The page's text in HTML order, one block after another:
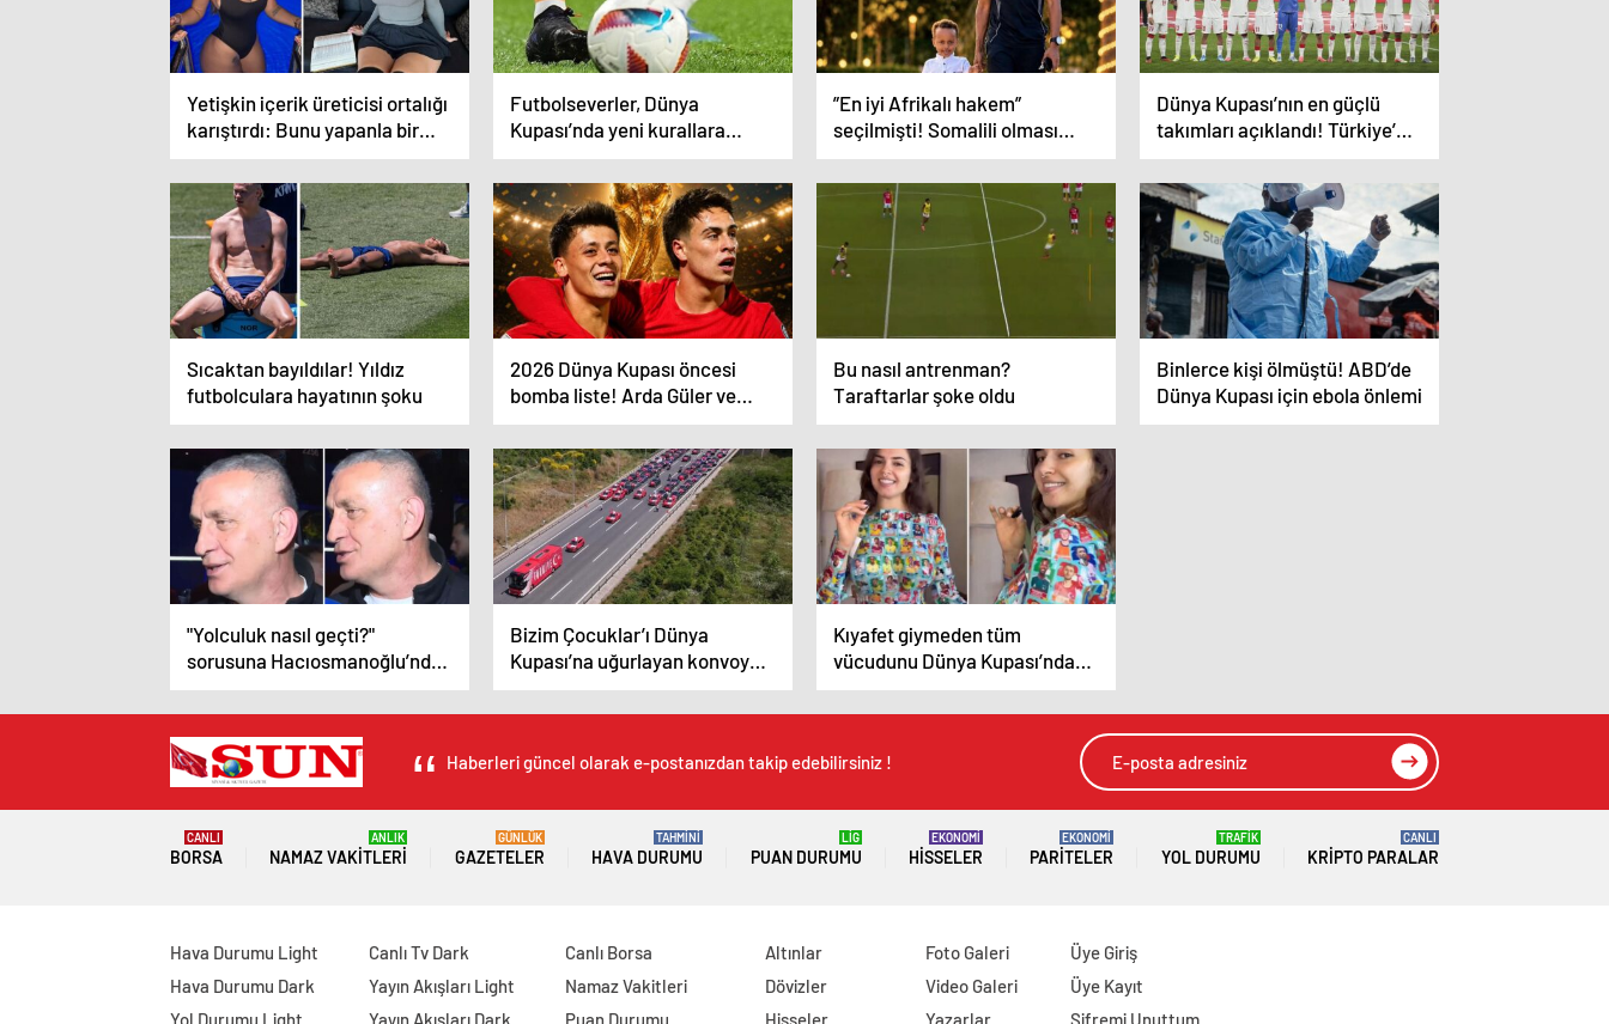
Yetişkin içerik üreticisi ortalığı
karıştırdı: Bunu yapanla bir
gece geçireceğim
Futbolseverler, Dünya
Kupası’nda yeni kurallara
tanıklık edecek
”En iyi Afrikalı hakem”
seçilmişti! Somalili olması
nedeniyle ABD’ye giremiyor
Dünya Kupası’nın en güçlü
takımları açıklandı! Türkiye’nin
sıralamadaki yeri kızdıracak
cinsten
Sıcaktan bayıldılar! Yıldız
futbolculara hayatının şoku
2026 Dünya Kupası öncesi
bomba liste! Arda Güler ve
Kenan Yıldız’ı hemen yazdılar
Bu nasıl antrenman?
Taraftarlar şoke oldu
Binlerce kişi ölmüştü! ABD’de
Dünya Kupası için ebola önlemi
"Yolculuk nasıl geçti?"
sorusuna Hacıosmanoğlu’ndan
bomba yanıt
Bizim Çocuklar’ı Dünya
Kupası’na uğurlayan konvoy
dünya basınında
Kıyafet giymeden tüm
vücudunu Dünya Kupası’nda
oynayacak yıldızların
fotoğraflarıyla kapladı
Haberleri güncel olarak e-postanızdan takip edebilirsiniz !
BORSA
CANLI
NAMAZ VAKITLERI
ANLIK
GAZETELER
GÜNLÜK
HAVA DURUMU
TAHMİNİ
PUAN DURUMU
LİG
HISSELER
EKONOMİ
PARITELER
EKONOMİ
YOL DURUMU
TRAFİK
KRIPTO PARALAR
CANLI
Hava Durumu Light
Hava Durumu Dark
Yol Durumu Light
Canlı Tv Dark
Yayın Akışları Light
Yayın Akışları Dark
Canlı Borsa
Namaz Vakitleri
Puan Durumu
Altınlar
Dövizler
Hisseler
Foto Galeri
Video Galeri
Yazarlar
Üye Giriş
Üye Kayıt
Şifremi Unuttum